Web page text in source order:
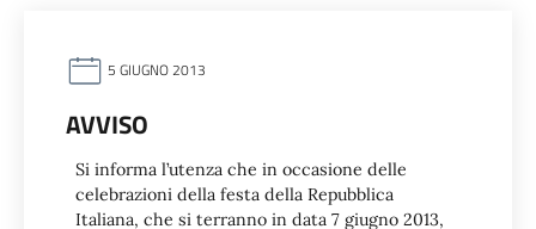
5 GIUGNO 2013
AVVISO
Si informa l’utenza che in occasione delle
celebrazioni della festa della Repubblica
Italiana, che si terranno in data 7 giugno 2013,